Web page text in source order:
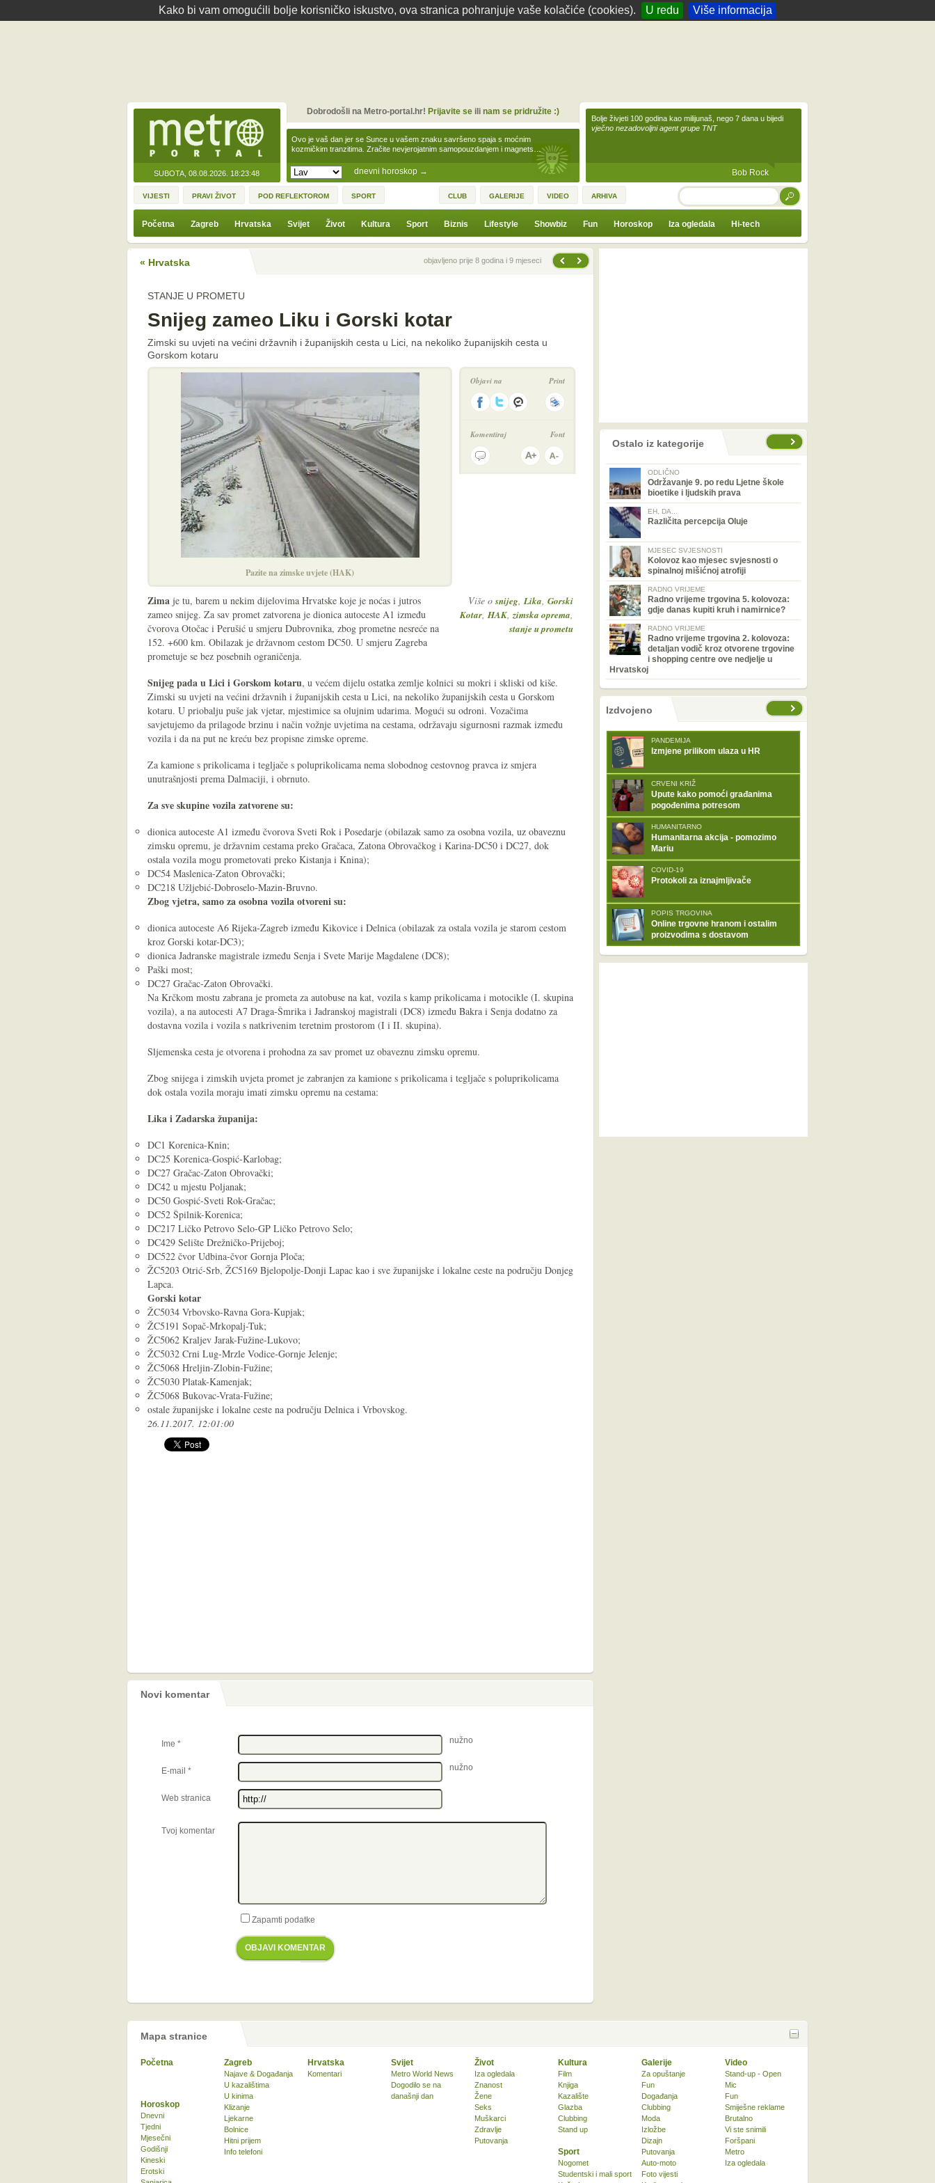
Kako bi vam omogućili bolje korisničko iskustvo, ova stranica pohranjuje vaše kolačiće (cookies). U redu Više informacija
SUBOTA, 08.08.2026. 18:23:48 dnevni horoskop →
Ovo je vaš dan jer se Sunce u vašem znaku savršeno spaja s moćnim
kozmičkim tranzitima. Zračite nevjerojatnim samopouzdanjem i magnets…
Dobrodošli na Metro-portal.hr! Prijavite seili nam se pridružite :)
Bolje živjeti 100 godina kao milijunaš, nego 7 dana u bijedi
vječno nezadovoljni agent grupe TNT
Bob Rock
VIJESTI PRAVI ŽIVOT POD REFLEKTOROM SPORT CLUB GALERIJE VIDEO ARHIVA TRAŽI
Početna Zagreb Hrvatska Svijet Život Kultura Sport Biznis Lifestyle Showbiz Fun Horoskop Iza ogledala Hi-tech
« Hrvatska Prethodna vijestobjavljeno prije 8 godina i 9 mjeseci
STANJE U PROMETU
Snijeg zameo Liku i Gorski kotar
Zimski su uvjeti na većini državnih i županijskih cesta u Lici, na nekoliko županijskih cesta u
Gorskom kotaru
Pazite na zimske uvjete (HAK)
Objavi na Print
Komentiraj Font
Više osnijeg,Lika, Gorski
Kotar,HAK,zimska oprema,
stanje u prometu
Zima je tu, barem u nekim dijelovima Hrvatske koje je noćas i jutros
zameo snijeg. Za sav promet zatvorena je dionica autoceste A1 između
čvorova Otočac i Perušić u smjeru Dubrovnika, zbog prometne nesreće na
152. +600 km. Obilazak je državnom cestom DC50. U smjeru Zagreba
prometuje se bez posebnih ograničenja.
Snijeg pada u Lici i Gorskom kotaru, u većem dijelu ostatka zemlje kolnici su mokri i skliski od kiše.
Zimski su uvjeti na većini državnih i županijskih cesta u Lici, na nekoliko županijskih cesta u Gorskom
kotaru. U priobalju puše jak vjetar, mjestimice sa olujnim udarima. Mogući su odroni. Vozačima
savjetujemo da prilagode brzinu i način vožnje uvjetima na cestama, održavaju sigurnosni razmak između
vozila i da na put ne kreću bez propisne zimske opreme.
Za kamione s prikolicama i tegljače s poluprikolicama nema slobodnog cestovnog pravca iz smjera
unutrašnjosti prema Dalmaciji, i obrnuto.
Za sve skupine vozila zatvorene su:
dionica autoceste A1 između čvorova Sveti Rok i Posedarje (obilazak samo za osobna vozila, uz obaveznu
zimsku opremu, je državnim cestama preko Gračaca, Zatona Obrovačkog i Karina-DC50 i DC27, dok
ostala vozila mogu prometovati preko Kistanja i Knina);
DC54 Maslenica-Zaton Obrovački;
DC218 Užljebić-Dobroselo-Mazin-Bruvno.
Zbog vjetra, samo za osobna vozila otvoreni su:
dionica autoceste A6 Rijeka-Zagreb između Kikovice i Delnica (obilazak za ostala vozila je starom cestom
kroz Gorski kotar-DC3);
dionica Jadranske magistrale između Senja i Svete Marije Magdalene (DC8);
Paški most;
DC27 Gračac-Zaton Obrovački.
Na Krčkom mostu zabrana je prometa za autobuse na kat, vozila s kamp prikolicama i motocikle (I. skupina
vozila), a na autocesti A7 Draga-Šmrika i Jadranskoj magistrali (DC8) između Bakra i Senja dodatno za
dostavna vozila i vozila s natkrivenim teretnim prostorom (I i II. skupina).
Sljemenska cesta je otvorena i prohodna za sav promet uz obaveznu zimsku opremu.
Zbog snijega i zimskih uvjeta promet je zabranjen za kamione s prikolicama i tegljače s poluprikolicama
dok ostala vozila moraju imati zimsku opremu na cestama:
Lika i Zadarska županija:
DC1 Korenica-Knin;
DC25 Korenica-Gospić-Karlobag;
DC27 Gračac-Zaton Obrovački;
DC42 u mjestu Poljanak;
DC50 Gospić-Sveti Rok-Gračac;
DC52 Špilnik-Korenica;
DC217 Ličko Petrovo Selo-GP Ličko Petrovo Selo;
DC429 Selište Drežničko-Prijeboj;
DC522 čvor Udbina-čvor Gornja Ploča;
ŽC5203 Otrić-Srb, ŽC5169 Bjelopolje-Donji Lapac kao i sve županijske i lokalne ceste na području Donjeg
Lapca.
Gorski kotar
ŽC5034 Vrbovsko-Ravna Gora-Kupjak;
ŽC5191 Sopač-Mrkopalj-Tuk;
ŽC5062 Kraljev Jarak-Fužine-Lukovo;
ŽC5032 Crni Lug-Mrzle Vodice-Gornje Jelenje;
ŽC5068 Hreljin-Zlobin-Fužine;
ŽC5030 Platak-Kamenjak;
ŽC5068 Bukovac-Vrata-Fužine;
ostale županijske i lokalne ceste na području Delnica i Vrbovskog.
26.11.2017. 12:01:00
Novi komentar
Ime * nužno
E-mail * nužno
Web stranica
Tvoj komentar
Zapamti podatke
OBJAVI KOMENTAR
prethodno Ostalo iz kategorije
ODLIČNO
Održavanje 9. po redu Ljetne škole
bioetike i ljudskih prava
EH, DA...
Različita percepcija Oluje
MJESEC SVJESNOSTI
Kolovoz kao mjesec svjesnosti o
spinalnoj mišićnoj atrofiji
RADNO VRIJEME
Radno vrijeme trgovina 5. kolovoza:
gdje danas kupiti kruh i namirnice?
RADNO VRIJEME
Radno vrijeme trgovina 2. kolovoza:
detaljan vodič kroz otvorene trgovine
i shopping centre ove nedjelje u
Hrvatskoj
nema prethodne stranice
sljedećeIzdvojeno
PANDEMIJA
Izmjene prilikom ulaza u HR
CRVENI KRIŽ
Upute kako pomoći građanima
pogođenima potresom
HUMANITARNO
Humanitarna akcija - pomozimo
Mariu
COVID-19
Protokoli za iznajmljivače
POPIS TRGOVINA
Online trgovne hranom i ostalim
proizvodima s dostavom
Mapa stranice
Početna Zagreb
Najave & Događanja
U kazalištima
U kinima
Klizanje
Ljekarne
Bolnice
Hitni prijem
Info telefoni
Hrvatska
Komentari
Svijet
Metro World News
Dogodilo se na
današnji dan
Život
Iza ogledala
Znanost
Žene
Seks
Muškarci
Zdravlje
Putovanja
Kultura
Film
Knjiga
Kazalište
Glazba
Clubbing
Stand up
Sport
Nogomet
Studentski i mali sport
Horoskop
Dnevni
Tjedni
Mjesečni
Godišnji
Kineski
Erotski
Galerije
Za opuštanje
Fun
Događanja
Clubbing
Moda
Izložbe
Dizajn
Putovanja
Auto-moto
Foto vijesti
Video
Stand-up - Open
Mic
Fun
Smiješne reklame
Brutalno
Vi ste snimili
Foršpani
Metro
Iza ogledala